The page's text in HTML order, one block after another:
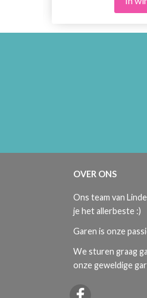
OVER ONS
Ons team van
je het allerbeste :)
Garen is onze
We sturen graag
onze geweldige